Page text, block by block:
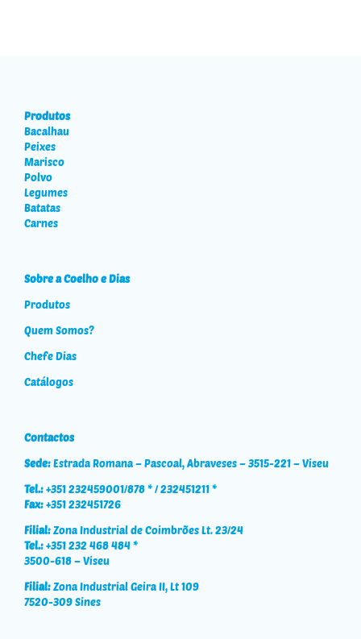
Produtos
Bacalhau
Peixes
Marisco
Polvo
Legumes
Batatas
Carnes
Sobre a Coelho e Dias
Produtos
Quem Somos?
Chefe Dias
Catálogos
Contactos
Sede:Estrada Romana – Pascoal, Abraveses – 3515-221 – Viseu
Tel.:+351 232459001/878 * / 232451211 *
Fax:+351 232451726
Filial:Zona Industrial de Coimbrões Lt. 23/24
Tel.:+351 232 468 484 *
3500-618 – Viseu
Filial:Zona Industrial Geira II, Lt 109
7520-309 Sines